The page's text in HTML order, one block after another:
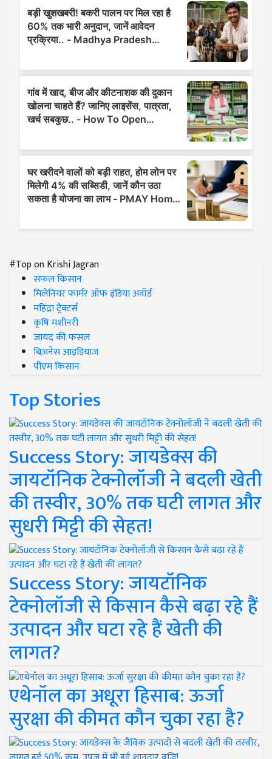
#Top on Krishi Jagran
सफल किसान
मिलेनियर फार्मर ऑफ इंडिया अवॉर्ड
महिंद्रा ट्रैक्टर्स
कृषि मशीनरी
जायद की फसल
बिज़नेस आइडियाज
पीएम किसान
Top Stories
Success Story: जायडेक्स की
जायटॉनिक टेक्नोलॉजी ने बदली खेती
की तस्वीर, 30% तक घटी लागत और
सुधरी मिट्टी की सेहत!
Success Story: जायटॉनिक
टेक्नोलॉजी से किसान कैसे बढ़ा रहे हैं
उत्पादन और घटा रहे हैं खेती की
लागत?
एथेनॉल का अधूरा हिसाब: ऊर्जा
सुरक्षा की कीमत कौन चुका रहा है?